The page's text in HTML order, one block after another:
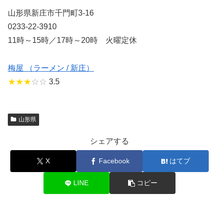
山形県新庄市千門町3-16
0233-22-3910
11時～15時／17時～20時 火曜定休
梅屋 （ラーメン / 新庄）
★★★☆☆ 3.5
山形県
シェアする
X Facebook はてブ
LINE コピー